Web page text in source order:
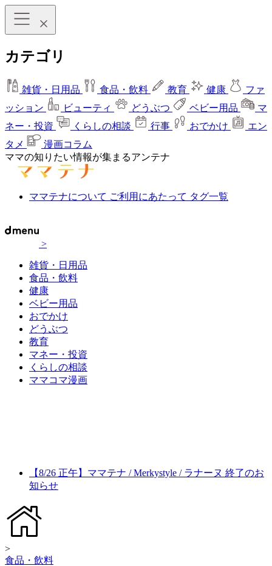
カテゴリ
雑貨・日用品 食品・飲料 教育 健康
ファ
ッション
ビューティ どうぶつ ベビー用品
マ
ネー・投資
くらしの相談 行事 おでかけ
エン
タメ
漫画コラム
ママの知りたい情報が集まるアンテナ
ママテナについて ご利用にあたって タグ一覧
>
雑貨・日用品
食品・飲料
健康
ベビー用品
おでかけ
どうぶつ
教育
マネー・投資
くらしの相談
ママコマ漫画
【8/26 正午】ママテナ / Merkystyle / ラナーヌ 終了のお
知らせ
>
食品・飲料